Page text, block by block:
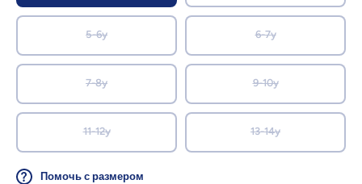
5-6y 6-7y
7-8y 9-10y
11-12y 13-14y
Помочь с размером